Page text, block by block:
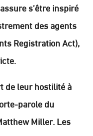
s’être inspiré
des agents
Registration Act),
de leur hostilité à
parole du
Miller. Les